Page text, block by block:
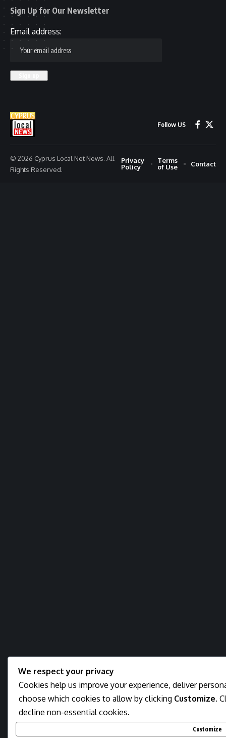
Sign Up for Our Newsletter
Email address:
Follow US
© 2026 Cyprus Local Net News. All
Rights Reserved.
Privacy
Policy
Terms
of Use
Contact
We respect your privacy
Cookies help us improve your experience, deliver
choose which cookies to allow by clicking Customize.
decline non-essential cookies.
Customize